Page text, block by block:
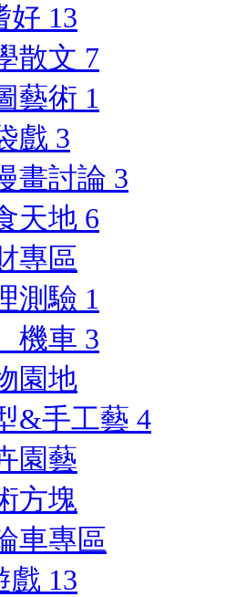
好 13
散文 7
藝術 1
戲 3
畫討論 3
天地 6
專區
測驗 1
機車 3
園地
&手工藝 4
園藝
方塊
車專區
戲 13